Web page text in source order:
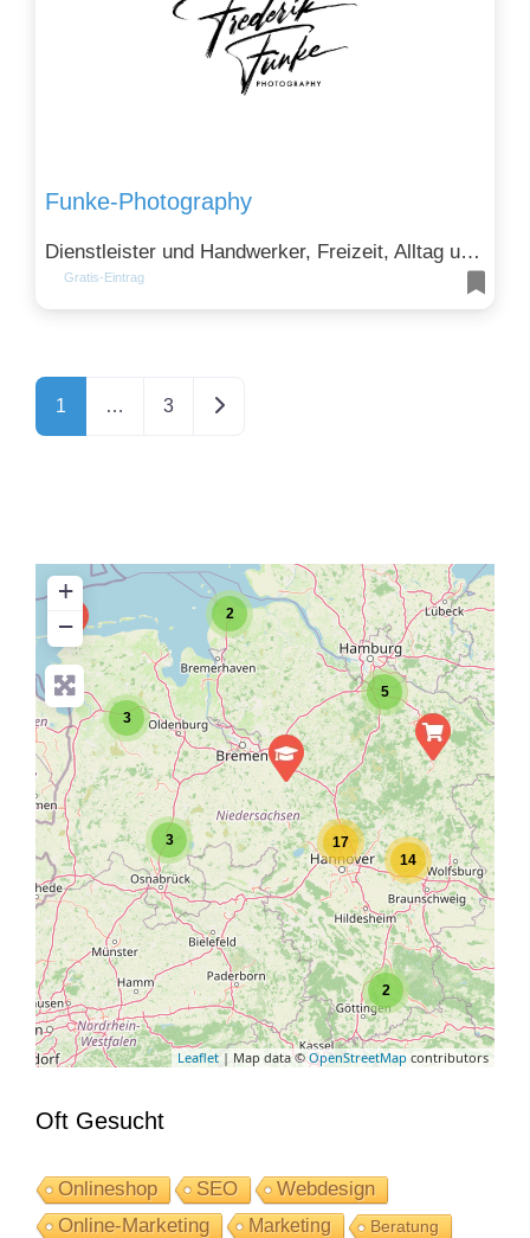
Funke-Photography
Dienstleister und Handwerker, Freizeit, Alltag und Unterhaltung und Kunst, Kultur, Design
Gratis-Eintrag
1 … 3 Ältere Beiträge
14
17
3
5
2
3
2
+
−
Leaflet | Map data ©OpenStreetMap contributors
Oft Gesucht
Onlineshop SEO
Webdesign
Online-Marketing
Marketing Beratung